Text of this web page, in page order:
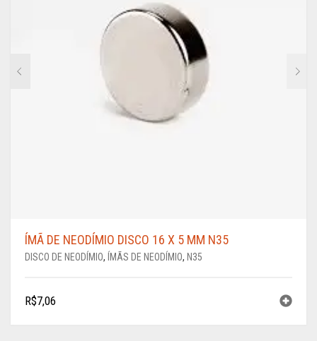
ÍMÃ DE NEODÍMIO DISCO 16 X 5 MM N35
DISCO DE NEODÍMIO, ÍMÃS DE NEODÍMIO, N35
R$7,06